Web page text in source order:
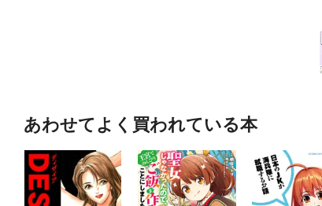
あわせてよく買われている本